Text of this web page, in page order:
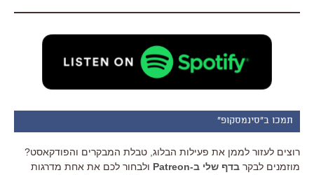
תמכו ב"סינמסקופ"
רוצים לעזור לממן את פעילות הבלוג, טבלת המבקרים והפודקאסט?
מוזמנים לבקר בדף שלי ב-Patreon
ולבחור לכם את אחת מדרגות